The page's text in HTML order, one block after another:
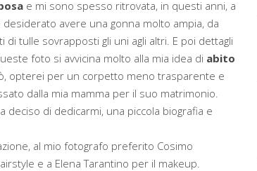
e mi sono spesso ritrovata, in questi anni, a
avere una gonna molto ampia, da
tulle sovrapposti gli uni agli altri. E poi dettagli
foto si avvicina molto alla mia idea di abito
opterei per un corpetto meno trasparente e
dalla mia mamma per il suo matrimonio.
deciso di dedicarmi, una piccola biografia e
al mio fotografo preferito Cosimo
e a Elena Tarantino per il makeup.